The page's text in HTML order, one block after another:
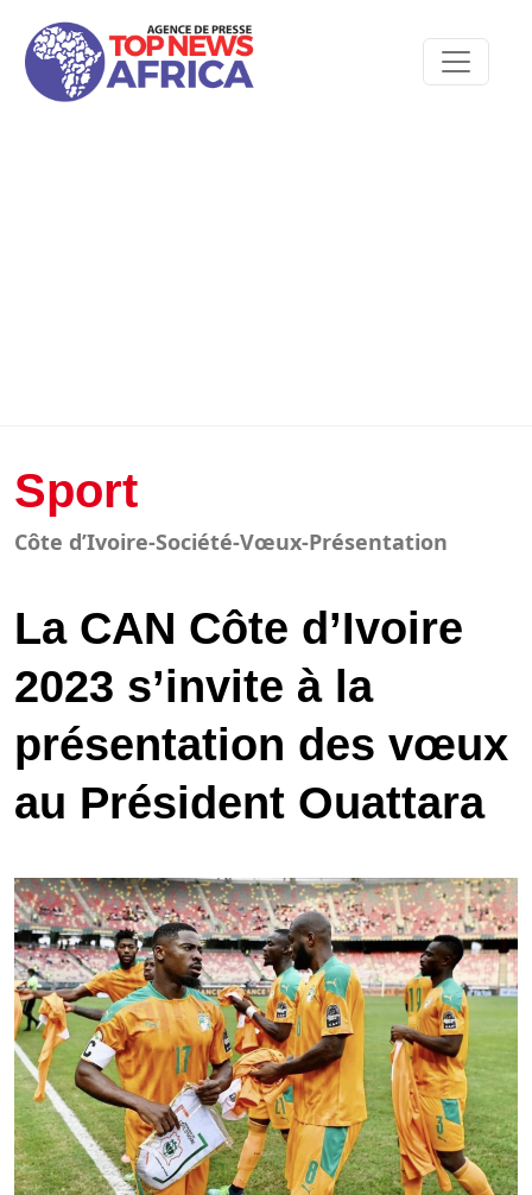
Sport
Côte d’Ivoire-Société-Vœux-Présentation
La CAN Côte d’Ivoire
2023 s’invite à la
présentation des vœux
au Président Ouattara